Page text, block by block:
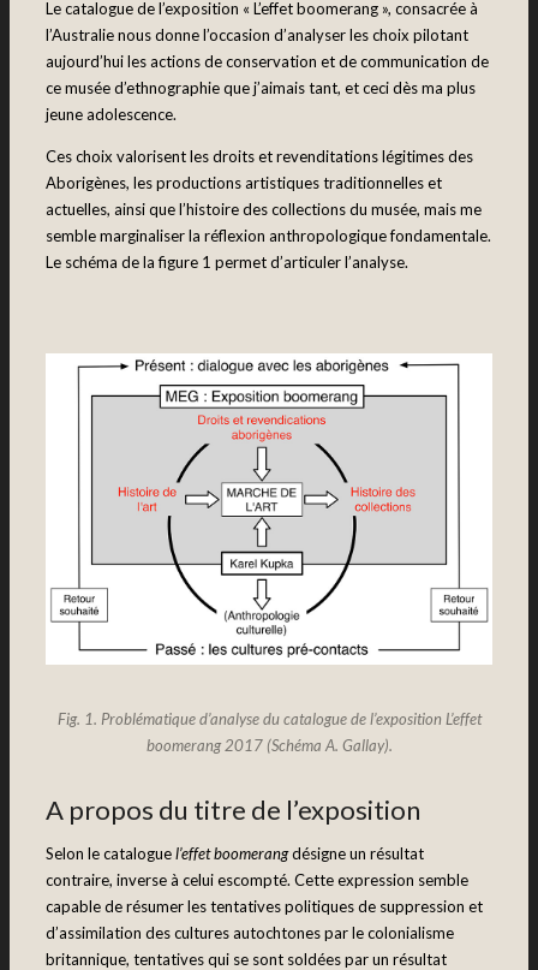
Le catalogue de l’exposition « L’effet boomerang », consacrée à
l’Australie nous donne l’occasion d’analyser les choix pilotant
aujourd’hui les actions de conservation et de communication de
ce musée d’ethnographie que j’aimais tant, et ceci dès ma plus
jeune adolescence.
Ces choix valorisent les droits et revenditations légitimes des
Aborigènes, les productions artistiques traditionnelles et
actuelles, ainsi que l’histoire des collections du musée, mais me
semble marginaliser la réflexion anthropologique fondamentale.
Le schéma de la figure 1 permet d’articuler l’analyse.
Fig. 1. Problématique d’analyse du catalogue de l’exposition L’effet
boomerang 2017 (Schéma A. Gallay).
A propos du titre de l’exposition
Selon le cataloguel’effet boomerangdésigne un résultat
contraire, inverse à celui escompté. Cette expression semble
capable de résumer les tentatives politiques de suppression et
d’assimilation des cultures autochtones par le colonialisme
britannique, tentatives qui se sont soldées par un résultat